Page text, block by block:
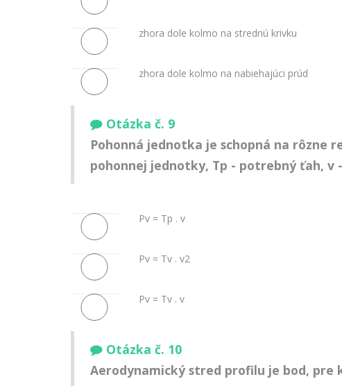
zhora dole kolmo na strednú krivku
zhora dole kolmo na nabiehajúci prúd
Otázka č. 9
Pohonná jednotka je schopná na
pohonnej jednotky, Tp - potrebný ťah, v
Pv = Tp . v
Pv = Tv . v2
Pv = Tv . v
Otázka č. 10
Aerodynamický stred profilu je bod, pre